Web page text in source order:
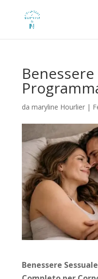
da maryline Hourlier|
Benessere